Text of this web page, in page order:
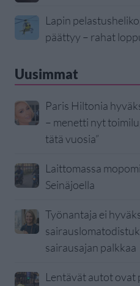
Lapin
päättyy – rahat
Uusimmat
Paris Hiltonia
– menetti nyt
tätä vuosia”
Laittomassa
Seinäjoella
Työnantaja ei
sairausajan palkkaa
Lentävät autot ovat